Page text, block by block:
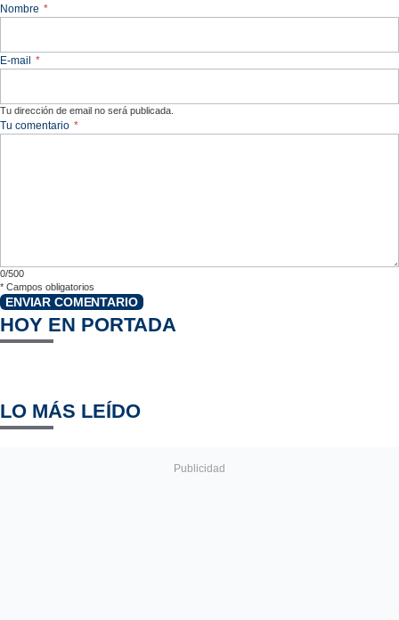
Nombre *
E-mail *
Tu dirección de email no será publicada.
Tu comentario *
0/500
* Campos obligatorios
ENVIAR COMENTARIO
HOY EN PORTADA
LO MÁS LEÍDO